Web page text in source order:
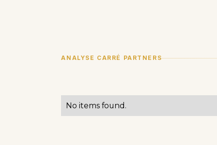
ANALYSE CARRÉ PARTNERS
No items found.